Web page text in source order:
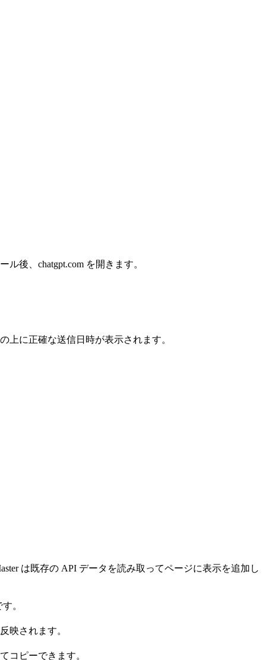
ル後、chatgpt.com を開きます。
上に正確な送信日時が表示されます。
は既存の API データを読み取ってページに表示を追加し
。
映されます。
コピーできます。